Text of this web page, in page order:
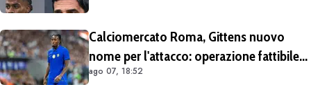
Calciomercato Roma, Gittens nuovo
nome per l'attacco: operazione fattibile
solo in prestito
ago 07, 18:52